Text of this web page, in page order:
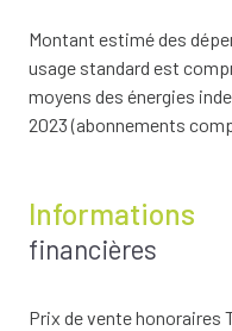
Montant estimé des
usage standard est
moyens des énergies
2023 (abonnements
Informations
financières
Prix de vente honoraires